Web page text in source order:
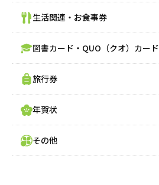
生活関連・お食事券
図書カード・QUO（クオ）カード
旅行券
年賀状
その他